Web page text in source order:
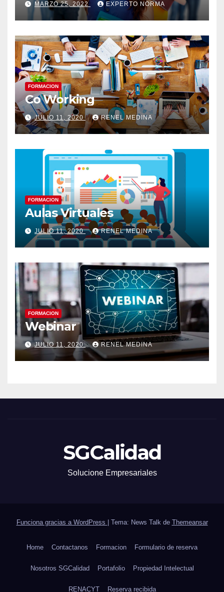
MARZO 25, 2022 EXPERTO NORMA
FORMACION
Co Working
JULIO 11, 2020 RENEL MEDINA
FORMACION
Aulas Virtuales
JULIO 11, 2020 RENEL MEDINA
FORMACION
Webinar
JULIO 11, 2020 RENEL MEDINA
SGCalidad
Solucione Empresariales
Funciona gracias a WordPress Tema: News Talk de Themeansar
Home Contactanos Formacion Formulario de reserva
Nosotros SGCalidad Portafolio Propiedad Intelectual
RENACYT Reserva recibida